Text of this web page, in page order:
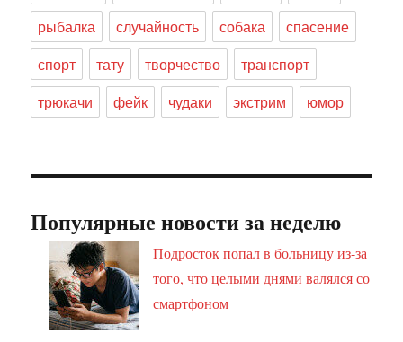
рыбалка
случайность собака
спасение
спорт
тату творчество
транспорт
трюкачи
фейк чудаки экстрим юмор
Популярные новости за неделю
Подросток попал в больницу из-за
того, что целыми днями валялся со
смартфоном